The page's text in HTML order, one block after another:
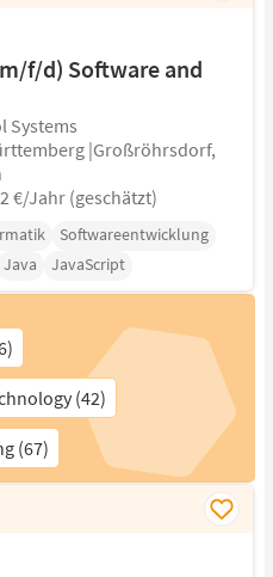
f/d) Software and
Systems
|Großröhrsdorf,
€/Jahr (geschätzt)
Softwareentwicklung
Java JavaScript
(42)
(67)